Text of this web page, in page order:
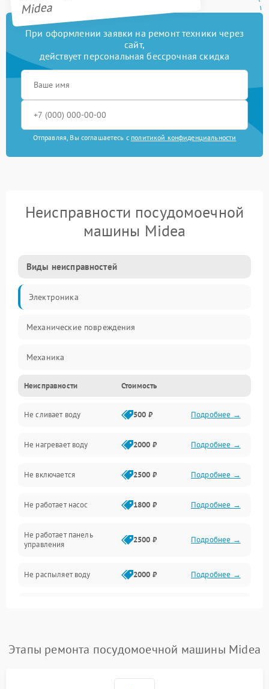
Midea
При оформлении заявки на ремонт техники через
сайт,
действует персональная бессрочная скидка
Отправляя, Вы соглашаетесь с политикой конфиденциальности
Неисправности посудомоечной
машины Midea
Виды неисправностей
Электроника
Механические повреждения
Механика
Управление
Электропитание
Датчики
Нагрев
Вода
Гигиена
Программное обеспечение
Неисправности Стоимость
Не сливает воду 500 ₽ Подробнее →
Не нагревает воду 2000 ₽ Подробнее →
Не включается 2500 ₽ Подробнее →
Не работает насос 1800 ₽ Подробнее →
Не работает панель
управления
2500 ₽ Подробнее →
Не распыляет воду 2000 ₽ Подробнее →
воды
1800 ₽ Подробнее →
Этапы ремонта посудомоечной машины Midea